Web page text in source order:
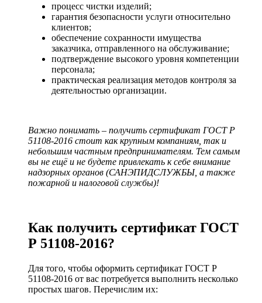
процесс чистки изделий;
гарантия безопасности услуги относительно
клиентов;
обеспечение сохранности имущества
заказчика, отправленного на обслуживание;
подтверждение высокого уровня компетенции
персонала;
практическая реализация методов контроля за
деятельностью организации.
Важно понимать – получить сертификат ГОСТ Р
51108-2016 стоит как крупным компаниям, так и
небольшим частным предпринимателям. Тем самым
вы не ещё и не будете привлекать к себе внимание
надзорных органов (САНЭПИДСЛУЖБЫ, а также
пожарной и налоговой службы)!
Как получить сертификат ГОСТ
Р 51108-2016?
Для того, чтобы оформить сертификат ГОСТ Р
51108-2016 от вас потребуется выполнить несколько
простых шагов. Перечислим их: